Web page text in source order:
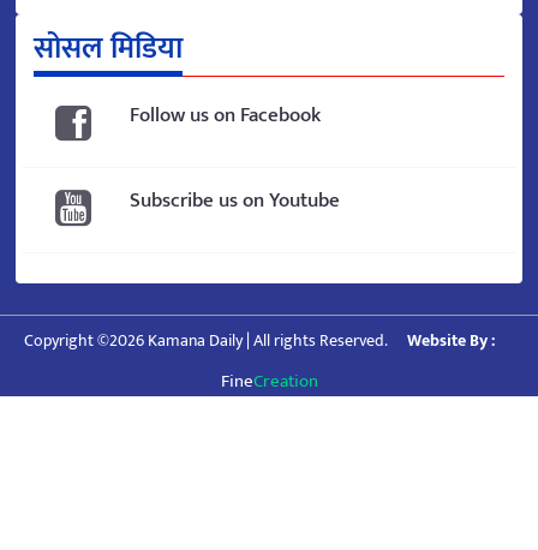
सोसल मिडिया
Follow us on Facebook
Subscribe us on Youtube
Copyright ©2026 Kamana Daily | All rights Reserved. Website By :
FineCreation